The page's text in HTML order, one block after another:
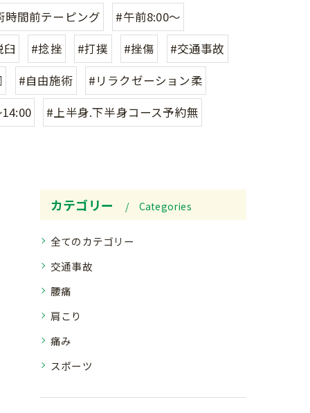
時間前テーピング
#午前8:00〜
臼 #捻挫 #打撲 #挫傷
#交通事故
#自由施術
#リラクゼーション柔
#上半身.下半身コース予約無
カテゴリー Categories
全てのカテゴリー
交通事故
腰痛
肩こり
痛み
スポーツ